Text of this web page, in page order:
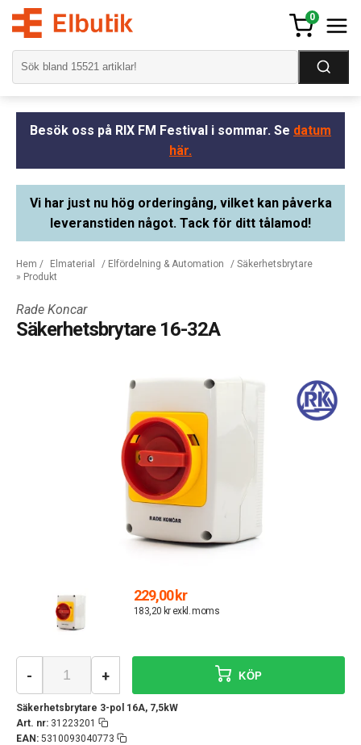
0
Besök oss på RIX FM Festival i sommar. Se datum
här.
Vi har just nu hög orderingång, vilket kan påverka
leveranstiden något. Tack för ditt tålamod!
Hem / Elmaterial / Elfördelning & Automation / Säkerhetsbrytare
» Produkt
Rade Koncar
Säkerhetsbrytare 16-32A
229,00 kr
183,20 kr exkl. moms
Säkerhetsbrytare 3-pol 16A, 7,5kW
Art. nr: 31223201
EAN: 5310093040773
- + KÖP